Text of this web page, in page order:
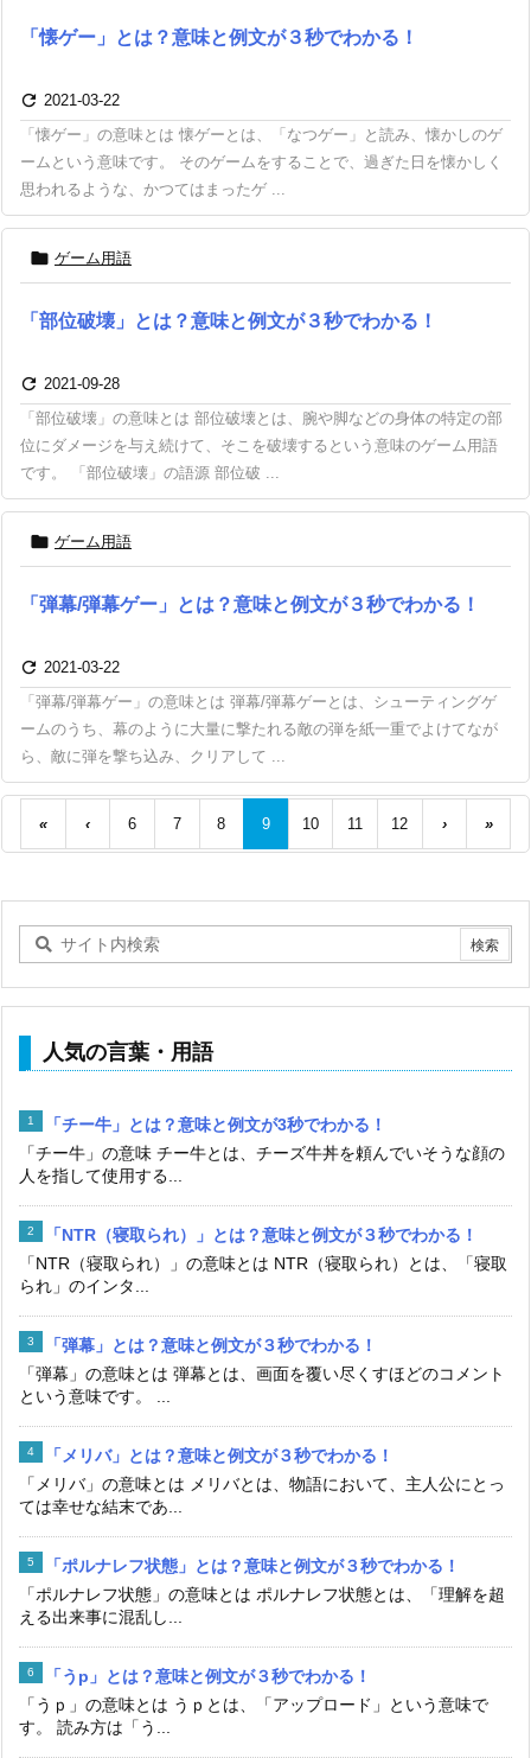
「懐ゲー」とは？意味と例文が３秒でわかる！
 2021-03-22
「懐ゲー」の意味とは 懐ゲーとは、「なつゲー」と読み、懐かしのゲ
ームという意味です。 そのゲームをすることで、過ぎた日を懐かしく
思われるような、かつてはまったゲ ...
 ゲーム用語
「部位破壊」とは？意味と例文が３秒でわかる！
 2021-09-28
「部位破壊」の意味とは 部位破壊とは、腕や脚などの身体の特定の部
位にダメージを与え続けて、そこを破壊するという意味のゲーム用語
です。 「部位破壊」の語源 部位破 ...
 ゲーム用語
「弾幕/弾幕ゲー」とは？意味と例文が３秒でわかる！
 2021-03-22
「弾幕/弾幕ゲー」の意味とは 弾幕/弾幕ゲーとは、シューティングゲ
ームのうち、幕のように大量に撃たれる敵の弾を紙一重でよけてなが
ら、敵に弾を撃ち込み、クリアして ...
« ‹ 6 7 8 9 10 11 12 › »
人気の言葉・用語
「チー牛」とは？意味と例文が3秒でわかる！
「チー牛」の意味 チー牛とは、チーズ牛丼を頼んでいそうな顔の
人を指して使用する...
「NTR（寝取られ）」とは？意味と例文が３秒でわかる！
「NTR（寝取られ）」の意味とは NTR（寝取られ）とは、「寝取
られ」のインタ...
「弾幕」とは？意味と例文が３秒でわかる！
「弾幕」の意味とは 弾幕とは、画面を覆い尽くすほどのコメント
という意味です。 ...
「メリバ」とは？意味と例文が３秒でわかる！
「メリバ」の意味とは メリバとは、物語において、主人公にとっ
ては幸せな結末であ...
「ポルナレフ状態」とは？意味と例文が３秒でわかる！
「ポルナレフ状態」の意味とは ポルナレフ状態とは、「理解を超
える出来事に混乱し...
「うp」とは？意味と例文が３秒でわかる！
「うｐ」の意味とは うｐとは、「アップロード」という意味で
す。 読み方は「う...